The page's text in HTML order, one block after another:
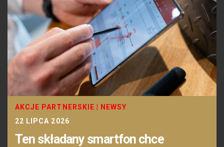
AKCJE PARTNERSKIE
NEWSY
22 LIPCA 2026
Ten składany smartfon chce